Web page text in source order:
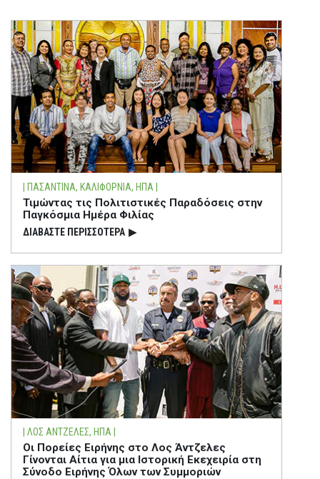
| ΠΑΣΑΝΤΙΝΑ, ΚΑΛΙΦΟΡΝΙΑ, ΗΠΑ |
Τιμώντας τις Πολιτιστικές Παραδόσεις στην
Παγκόσμια Ημέρα Φιλίας
ΔΙΑΒΑΣΤΕ ΠΕΡΙΣΣΟΤΕΡΑ ▶
| ΛΟΣ ΑΝΤΖΕΛΕΣ, ΗΠΑ |
Οι Πορείες Ειρήνης στο Λος Άντζελες
Γίνονται Αίτια για μια Ιστορική Εκεχειρία στη
Σύνοδο Ειρήνης Όλων των Συμμοριών